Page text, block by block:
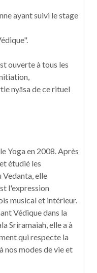
ayant suivi le stage
ouverte à tous les
nyāsa de ce rituel
Yoga en 2008. Après
étudié les
elle
l'expression
musical et intérieur.
Védique dans la
Sriramaiah, elle a à
qui respecte la
nos modes de vie et